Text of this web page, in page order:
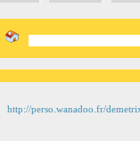
http://perso.wanadoo.fr/